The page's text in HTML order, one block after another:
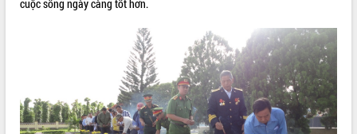
cuộc sống ngày càng tốt hơn.